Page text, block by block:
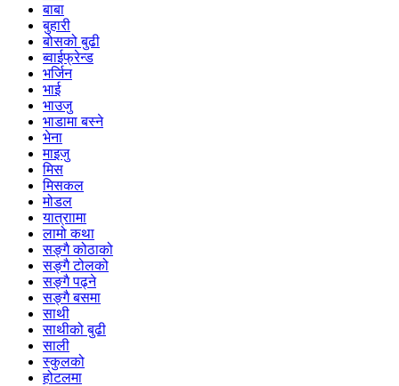
बाबा
बुहारी
बोसको बुढी
ब्वाईफ्रेन्ड
भर्जिन
भाई
भाउजु
भाडामा बस्ने
भेना
माइजु
मिस
मिसकल
मोडल
यात्राामा
लामो कथा
सङ्गै कोठाको
सङ्गै टोलको
सङ्गै पढ्ने
सङ्गै बसमा
साथी
साथीको बुढी
साली
स्कुलको
होटलमा